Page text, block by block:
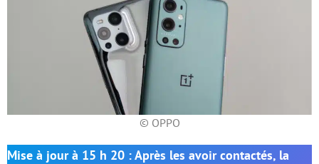
© OPPO
Mise à jour à 15 h 20 : Après les avoir contactés, la